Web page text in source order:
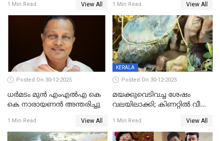
പിടികൂടി പൊലീസ്
1 Min Read View All
സെന്ററിലെ അധ്യാപകന്‍
മർദിച്ചതായി പരാതി
1 Min Read View All
Posted On 30-12-2025
ധർമടം മുൻ എംഎല്‍എ കെ
കെ നാരായണന്‍ അന്തരിച്ചു
1 Min Read View All
KERALA
Posted On 30-12-2025
മയക്കുവെടിവച്ച ശേഷം
വലയിലാക്കി; കിണറ്റിൽ വീണ
1 Min Read View All